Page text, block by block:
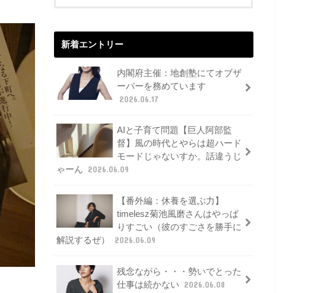
新着エントリー
内閣府主催：地創塾にてオブザ
ーバーを務めています
2026.06.17
AIと子育て問題【巨人阿部監
督】風の時代とやらは超ハード
モードじゃないすか。話違うじ
ゃーん
2026.06.09
【番外編：休養を選ぶ力】
timelesz菊池風磨さんはやっぱ
りすごい（彼のすごさを勝手に
解説するぜ）
2026.06.09
残念ながら・・・勢いでとった
仕事は続かない
2026.06.08